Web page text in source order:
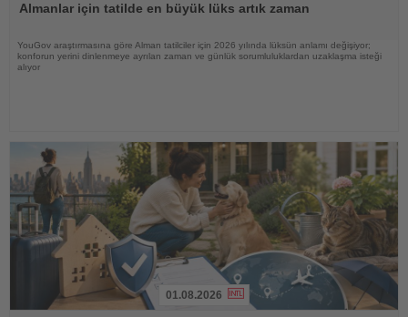
Almanlar için tatilde en büyük lüks artık zaman
YouGov araştırmasına göre Alman tatilciler için 2026 yılında lüksün anlamı değişiyor;
konforun yerini dinlenmeye ayrılan zaman ve günlük sorumluluklardan uzaklaşma isteği
alıyor
01.08.2026